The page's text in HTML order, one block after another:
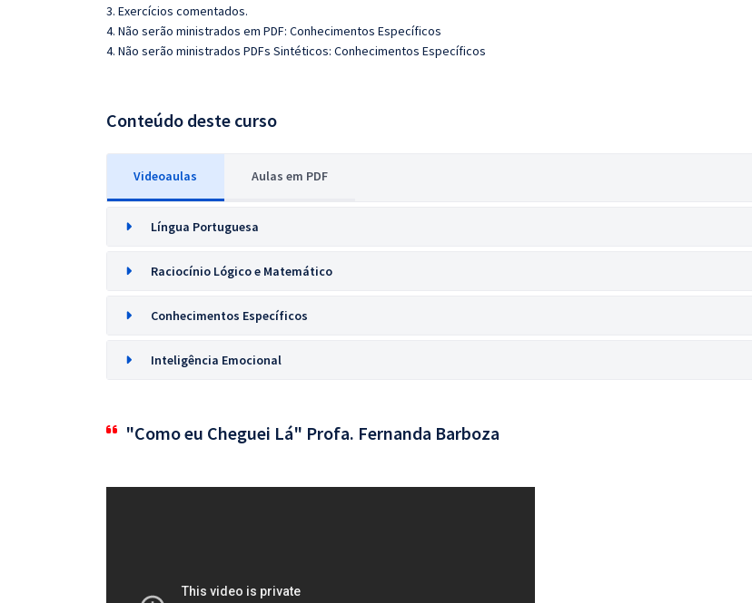
3. Exercícios comentados.
4. Não serão ministrados em PDF: Conhecimentos Específicos
4. Não serão ministrados PDFs Sintéticos: Conhecimentos Específicos
Conteúdo deste curso
Videoaulas Aulas em PDF
Língua Portuguesa
Raciocínio Lógico e Matemático
Conhecimentos Específicos
Inteligência Emocional
"Como eu Cheguei Lá" Profa. Fernanda Barboza